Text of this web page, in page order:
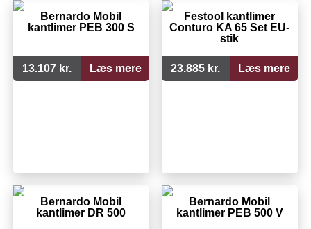
Bernardo Mobil
kantlimer PEB 300 S
13.107 kr. Læs mere
Festool kantlimer
Conturo KA 65 Set EU-
stik
23.885 kr. Læs mere
Bernardo Mobil
kantlimer DR 500
Bernardo Mobil
kantlimer PEB 500 V